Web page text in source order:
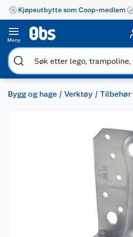
Kjøpeutbytte som Coop-medlem
Meny
Bygg og hage Verktøy